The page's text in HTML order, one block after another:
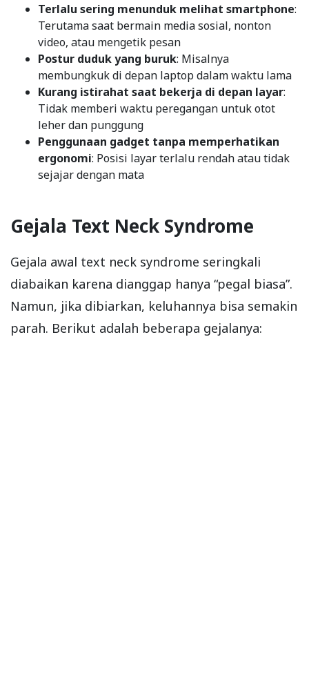
Terlalu sering menunduk melihat smartphone:
Terutama saat bermain media sosial, nonton
video, atau mengetik pesan
Postur duduk yang buruk: Misalnya
membungkuk di depan laptop dalam waktu lama
Kurang istirahat saat bekerja di depan layar:
Tidak memberi waktu peregangan untuk otot
leher dan punggung
Penggunaan gadget tanpa memperhatikan
ergonomi: Posisi layar terlalu rendah atau tidak
sejajar dengan mata
Gejala Text Neck Syndrome
Gejala awal text neck syndrome seringkali
diabaikan karena dianggap hanya “pegal biasa”.
Namun, jika dibiarkan, keluhannya bisa semakin
parah. Berikut adalah beberapa gejalanya: